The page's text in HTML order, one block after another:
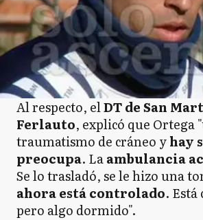
Al respecto, elDT de San
Ferlauto, explicó que Ortega
traumatismo de cráneo yhay
preocupa. Laambulancia
Se lo trasladó, se le hizo una
ahora está controlado. Está
pero algo dormido".